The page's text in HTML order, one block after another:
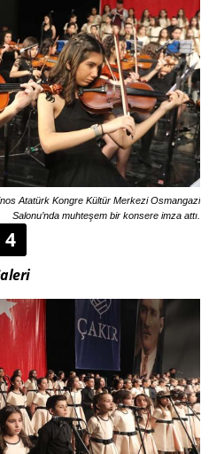
Atatürk Kongre Kültür Merkezi Osmangazi
Salonu’nda muhteşem bir konsere imza attı.
4